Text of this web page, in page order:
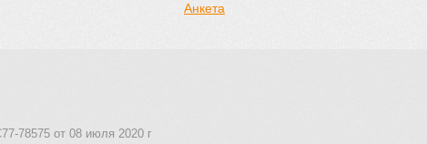
Анкета
78575 от 08 июля 2020 г